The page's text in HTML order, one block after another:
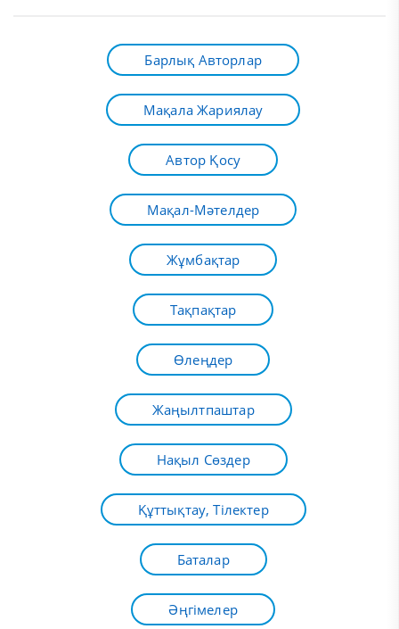
Барлық Авторлар
Мақала Жариялау
Автор Қосу
Мақал-Мәтелдер
Жұмбақтар
Тақпақтар
Өлеңдер
Жаңылтпаштар
Нақыл Сөздер
Құттықтау, Тілектер
Баталар
Әңгімелер